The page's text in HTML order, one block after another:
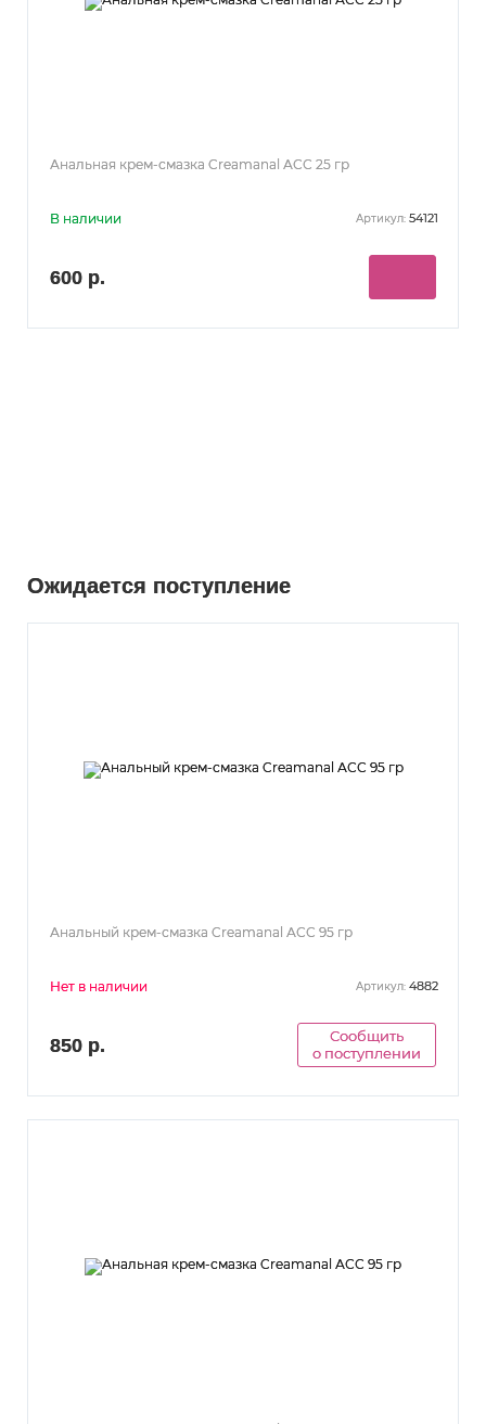
Анальная крем-смазка Creamanal АСС 25 гр
В наличии Артикул: 54121
600 р.
Ожидается поступление
Анальный крем-смазка Creamanal АСС 95 гр
Нет в наличии Артикул: 4882
850 р.
Сообщить
о поступлении